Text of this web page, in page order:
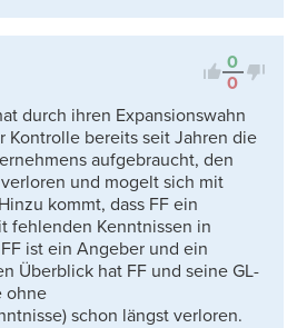
0
0
durch ihren Expansionswahn
Kontrolle bereits seit Jahren die
aufgebraucht, den
und mogelt sich mit
kommt, dass FF ein
fehlenden Kenntnissen in
ist ein Angeber und ein
Überblick hat FF und seine GL-
ohne
schon längst verloren.